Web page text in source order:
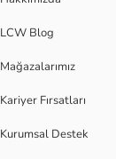
LCW Blog
Mağazalarımız
Kariyer Fırsatları
Kurumsal Destek